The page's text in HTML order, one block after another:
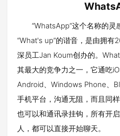
“WhatsApp”这个名称的灵
“What's up”的谐音，是由拥有
深员工Jan Koum创办的。
其最大的竞争力之一，它通吃
Android、Windows Phone、
手机平台，沟通无阻，而且同
也可以和通讯录挂钩，所有开
人，都可以直接开始聊天。